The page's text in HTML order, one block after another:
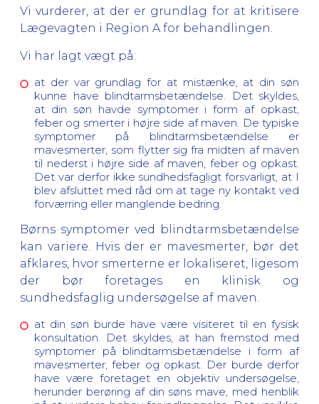
Vi vurderer, at der er grundlag for at kritisere
Lægevagten i Region A for behandlingen.
Vi har lagt vægt på:
at der var grundlag for at mistænke, at din søn
kunne have blindtarmsbetændelse. Det skyldes,
at din søn havde symptomer i form af opkast,
feber og smerter i højre side af maven. De typiske
symptomer på blindtarmsbetændelse er
mavesmerter, som flytter sig fra midten af maven
til nederst i højre side af maven, feber og opkast.
Det var derfor ikke sundhedsfagligt forsvarligt, at I
blev afsluttet med råd om at tage ny kontakt ved
forværring eller manglende bedring.
Børns symptomer ved blindtarmsbetændelse
kan variere. Hvis der er mavesmerter, bør det
afklares, hvor smerterne er lokaliseret, ligesom
der bør foretages en klinisk og
sundhedsfaglig undersøgelse af maven.
at din søn burde have være visiteret til en fysisk
konsultation. Det skyldes, at han fremstod med
symptomer på blindtarmsbetændelse i form af
mavesmerter, feber og opkast. Der burde derfor
have være foretaget en objektiv undersøgelse,
herunder berøring af din søns mave, med henblik